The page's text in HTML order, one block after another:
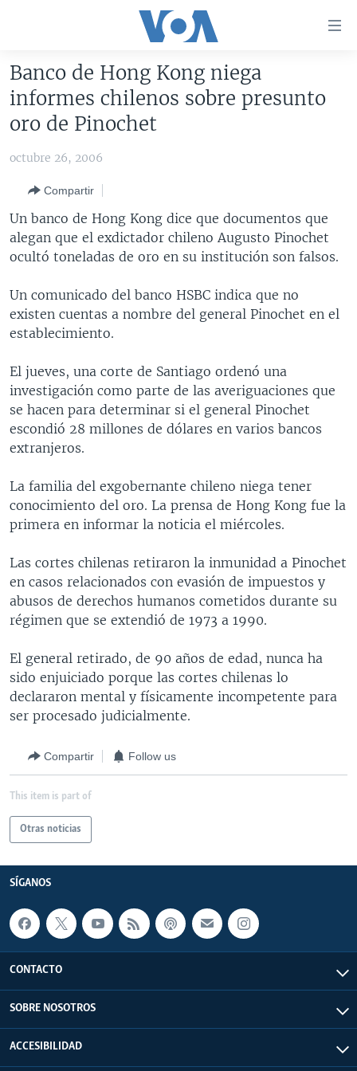
accesibilidad
contenido
Salte
principal
Salte
AMÉRICA DEL NORTE
EEUU
ELECCIONES EEUU 2024
VOA VERIFICA INMIGRACIÓN
VOA VERIFICA AMÉRICA LATINA
ARGENTINA
BOLIVIA
COLOMBIA
PERÚ
ECUADOR
VENEZUELA
BRASIL
CHINA EN AMÉRICA LATINA
CENTROAMÉRICA
COSTA RICA
GUATEMALA
HONDURAS
NICARAGUA
OTRAS SECCIONES
LIBERTAD DE PRENSA
MUNDO
ECONOMÍA
ENTRETENIMIENTO Y CULTURA
TECNOLOGÍA
DEPORTES
CIENCIA Y SALUD
LIBERTAD DE PRENSA
UCRANIA
MULTIMEDIA
VIDEOS
FOTOGRAFÍA
AUDIOS
PROGRAMAS TV
EL MUNDO AL DÍA
FORO INTERAMERICANO
VISIÓN 360
LAS CLAVES
RADIO
AVANCE INFORMATIVO
AUDIONOTICIAS
BUENOS DÍAS AMÉRICA
EL MUNDO AL DÍA [RADIO]
FORO [RADIO]
DEPORTIVO INTERNACIONAL
NOTA ECONÓMICA
ENTRETENIMIENTO
DIRECT
DOCUMENTALES DE LA VOA
Learning English
SÍGANOS
Banco de Hong Kong niega
informes chilenos sobre presunto
oro de Pinochet
octubre 26, 2006
Compartir
Un banco de Hong Kong dice que documentos que
alegan que el exdictador chileno Augusto Pinochet
ocultó toneladas de oro en su institución son falsos.
Un comunicado del banco HSBC indica que no
existen cuentas a nombre del general Pinochet en el
establecimiento.
El jueves, una corte de Santiago ordenó una
investigación como parte de las averiguaciones que
se hacen para determinar si el general Pinochet
escondió 28 millones de dólares en varios bancos
extranjeros.
La familia del exgobernante chileno niega tener
conocimiento del oro. La prensa de Hong Kong fue la
primera en informar la noticia el miércoles.
Las cortes chilenas retiraron la inmunidad a Pinochet
en casos relacionados con evasión de impuestos y
abusos de derechos humanos cometidos durante su
régimen que se extendió de 1973 a 1990.
El general retirado, de 90 años de edad, nunca ha
sido enjuiciado porque las cortes chilenas lo
declararon mental y físicamente incompetente para
ser procesado judicialmente.
Compartir Follow us
This item is part of
Otras noticias
SÍGANOS
CONTACTO
SOBRE NOSOTROS
ACCESIBILIDAD